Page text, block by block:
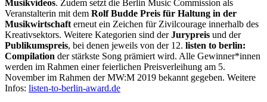
Musikvideos. Zudem setzt die Berlin Music Commission als
Veranstalterin mit dem Rolf Budde Preis für Haltung in der
Musikwirtschaft erneut ein Zeichen für Zivilcourage innerhalb des
Kreativsektors. Weitere Kategorien sind derJurypreis und der
Publikumspreis, bei denen jeweils von der 12. listen to berlin:
Compilation der stärkste Song prämiert wird. Alle Gewinner*innen
werden im Rahmen einer feierlichen Preisverleihung am 5.
November im Rahmen der MW:M 2019 bekannt gegeben. Weitere
Infos: listen-to-berlin-award.de